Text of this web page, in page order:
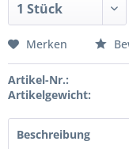
Merken
Artikel-Nr.:
Artikelgewicht:
Beschreibung